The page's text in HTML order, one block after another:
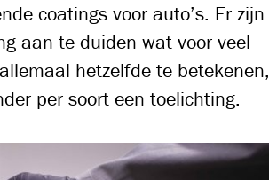
coatings voor auto’s. Er zijn
aan te duiden wat voor veel
hetzelfde te betekenen,
per soort een toelichting.